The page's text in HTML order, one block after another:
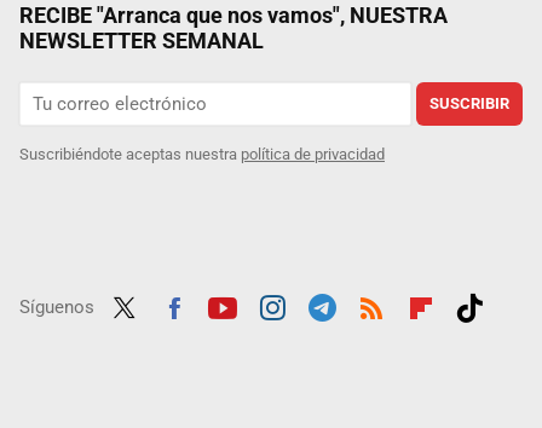
RECIBE "Arranca que nos vamos", NUESTRA
NEWSLETTER SEMANAL
SUSCRIBIR
Suscribiéndote aceptas nuestra política de privacidad
Síguenos